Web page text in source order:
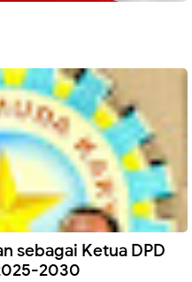
sebagai Ketua DPD
2030